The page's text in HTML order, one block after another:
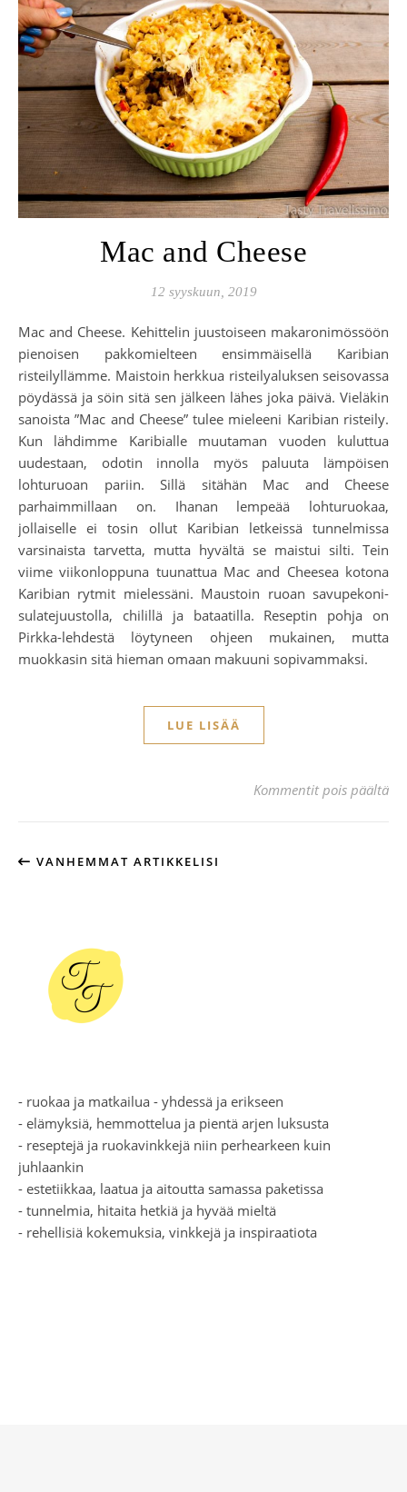
Mac and Cheese
12 syyskuun, 2019
Mac and Cheese. Kehittelin juustoiseen makaronimössöön
pienoisen pakkomielteen ensimmäisellä Karibian
risteilyllämme. Maistoin herkkua risteilyaluksen seisovassa
pöydässä ja söin sitä sen jälkeen lähes joka päivä. Vieläkin
sanoista ”Mac and Cheese” tulee mieleeni Karibian risteily.
Kun lähdimme Karibialle muutaman vuoden kuluttua
uudestaan, odotin innolla myös paluuta lämpöisen
lohturuoan pariin. Sillä sitähän Mac and Cheese
parhaimmillaan on. Ihanan lempeää lohturuokaa,
jollaiselle ei tosin ollut Karibian letkeissä tunnelmissa
varsinaista tarvetta, mutta hyvältä se maistui silti. Tein
viime viikonloppuna tuunattua Mac and Cheesea kotona
Karibian rytmit mielessäni. Maustoin ruoan savupekoni-
sulatejuustolla, chilillä ja bataatilla. Reseptin pohja on
Pirkka-lehdestä löytyneen ohjeen mukainen, mutta
muokkasin sitä hieman omaan makuuni sopivammaksi.
LUE LISÄÄ
Kommentit pois päältä
VANHEMMAT ARTIKKELISI
- ruokaa ja matkailua - yhdessä ja erikseen
- elämyksiä, hemmottelua ja pientä arjen luksusta
- reseptejä ja ruokavinkkejä niin perhearkeen kuin
juhlaankin
- estetiikkaa, laatua ja aitoutta samassa paketissa
- tunnelmia, hitaita hetkiä ja hyvää mieltä
- rehellisiä kokemuksia, vinkkejä ja inspiraatiota